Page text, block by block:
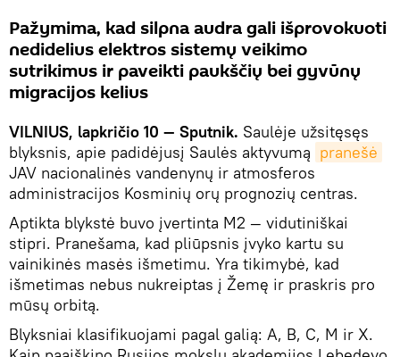
Pažymima, kad silpna audra gali išprovokuoti
nedidelius elektros sistemų veikimo
sutrikimus ir paveikti paukščių bei gyvūnų
migracijos kelius
VILNIUS, lapkričio 10 — Sputnik. Saulėje užsitęsęs
blyksnis, apie padidėjusį Saulės aktyvumą pranešė
JAV nacionalinės vandenynų ir atmosferos
administracijos Kosminių orų prognozių centras.
Aptikta blykstė buvo įvertinta M2 — vidutiniškai
stipri. Pranešama, kad pliūpsnis įvyko kartu su
vainikinės masės išmetimu. Yra tikimybė, kad
išmetimas nebus nukreiptas į Žemę ir praskris pro
mūsų orbitą.
Blyksniai klasifikuojami pagal galią: A, B, C, M ir X.